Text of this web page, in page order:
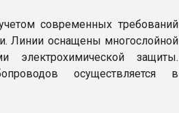
современных требований
Линии оснащены многослойной
электрохимической защиты.
осуществляется в